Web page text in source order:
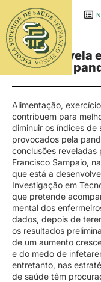
1 Junho · 2020
Estudo revela
efeitos da
Alimentação,
contribuem para
diminuir os índices de
provocados pela
conclusões reveladas
Francisco Sampaio,
que está a
Investigação em
que pretende
mental dos
dados, depois de
os resultados
de um aumento
e do medo de
entretanto, nas
de saúde têm